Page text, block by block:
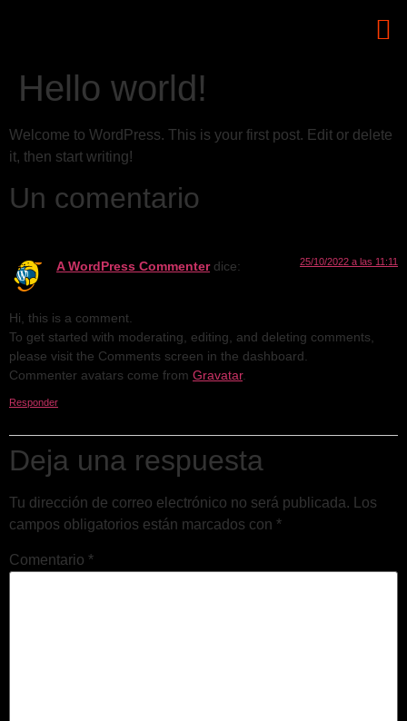
Hello world!
Welcome to WordPress. This is your first post. Edit or delete
it, then start writing!
Un comentario
A WordPress Commenter dice: 25/10/2022 a las 11:11
Hi, this is a comment.
To get started with moderating, editing, and deleting comments,
please visit the Comments screen in the dashboard.
Commenter avatars come from Gravatar.
Responder
Deja una respuesta
Tu dirección de correo electrónico no será publicada.
Los
campos obligatorios están marcados con *
Comentario *